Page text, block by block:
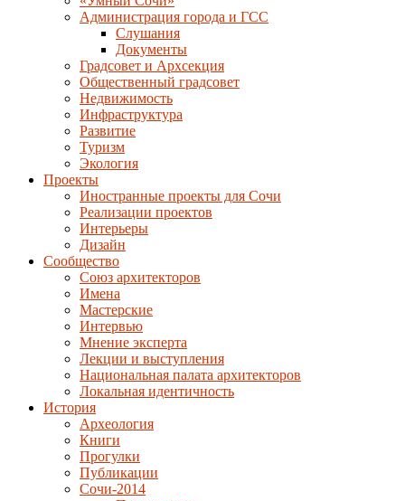
Администрация города и ГСС
Слушания
Документы
Градсовет и Архсекция
Общественный градсовет
Недвижимость
Инфраструктура
Развитие
Туризм
Экология
Проекты
Иностранные проекты для Сочи
Реализации проектов
Интерьеры
Дизайн
Сообщество
Союз архитекторов
Имена
Мастерские
Интервью
Мнение эксперта
Лекции и выступления
Национальная палата архитекторов
Локальная идентичность
История
Археология
Книги
Прогулки
Публикации
Сочи-2014